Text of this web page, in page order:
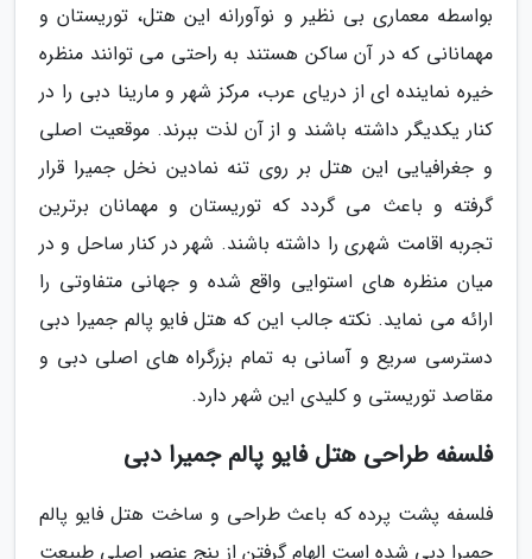
بواسطه معماری بی نظیر و نوآورانه این هتل، توریستان و
مهمانانی که در آن ساکن هستند به راحتی می توانند منظره
خیره نماینده ای از دریای عرب، مرکز شهر و مارینا دبی را در
کنار یکدیگر داشته باشند و از آن لذت ببرند. موقعیت اصلی
و جغرافیایی این هتل بر روی تنه نمادین نخل جمیرا قرار
گرفته و باعث می گردد که توریستان و مهمانان برترین
تجربه اقامت شهری را داشته باشند. شهر در کنار ساحل و در
میان منظره های استوایی واقع شده و جهانی متفاوتی را
ارائه می نماید. نکته جالب این که هتل فایو پالم جمیرا دبی
دسترسی سریع و آسانی به تمام بزرگراه های اصلی دبی و
مقاصد توریستی و کلیدی این شهر دارد.
فلسفه طراحی هتل فایو پالم جمیرا دبی
فلسفه پشت پرده که باعث طراحی و ساخت هتل فایو پالم
جمیرا دبی شده است الهام گرفتن از پنج عنصر اصلی طبیعت